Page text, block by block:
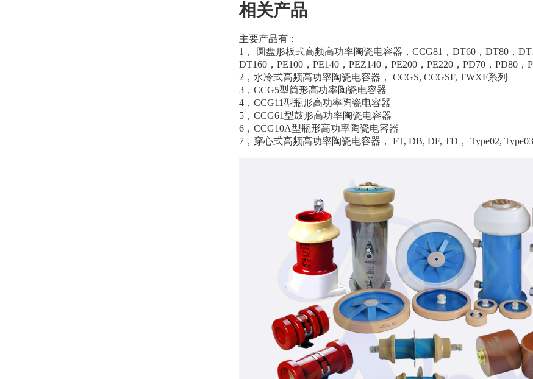
相关产品
主要产品有：
1， 圆盘形板式高频高功率陶瓷电容器，CCG81，DT60，DT80，
DT160，PE100，PE140，PEZ140，PE200，PE220，PD70，PD80，
2，水冷式高频高功率陶瓷电容器， CCGS, CCGSF, TWXF系列
3，CCG5型筒形高功率陶瓷电容器
4，CCG11型瓶形高功率陶瓷电容器
5，CCG61型鼓形高功率陶瓷电容器
6，CCG10A型瓶形高功率陶瓷电容器
7，穿心式高频高功率陶瓷电容器， FT, DB, DF, TD， Type02,